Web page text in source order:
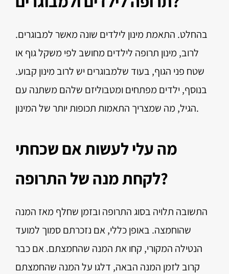
בהחלט. התאמת מינון לילדים שונה מאשר למבוגרים.
לרוב, מינון תרופה לילדים מחושב לפי משקל גוף או
שטח פני הגוף, בעוד שלמבוגרים יש לרוב מינון קבוע.
בנוסף, ילדים מפתחים ומטבוליזם שלהם משתנה עם
הגיל, מה שמצריך התאמות תכופות יותר של המינון.
מה עלי לעשות אם שכחתי
לקחת מנה של התרופה?
התשובה תלויה בסוג התרופה ובזמן שחלף מאז המנה
שהוחמצה. באופן כללי, אם נזכרתם סמוך למועד
הנטילה המקורי, קחו את המנה שהחמצתם. אם כבר
קרוב לזמן המנה הבאה, דלגו על המנה שהחמצתם